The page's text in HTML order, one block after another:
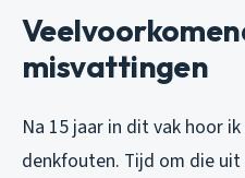
misvattingen
Na 15 jaar in dit vak hoor
denkfouten. Tijd om die